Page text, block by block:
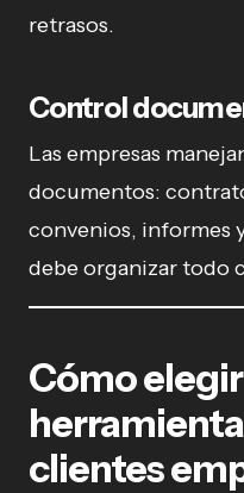
retrasos.
Control
Las empresas
documentos:
convenios, informes
debe organizar todo
Cómo
clientes